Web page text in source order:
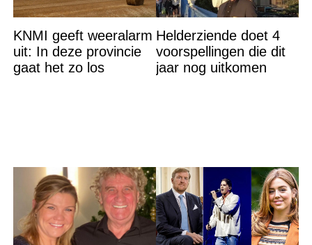
KNMI geeft weeralarm
uit: In deze provincie
gaat het zo los
Helderziende doet 4
voorspellingen die dit
jaar nog uitkomen